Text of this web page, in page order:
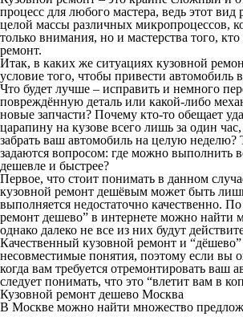
процесс для любого мастера, ведь этот вид
целой массы различных микропроцессов,
только внимания, но и мастерства того,
ремонт.
Итак, в каких же ситуациях кузовной
условие того, чтобы привести автомобиль
Что будет лучше – исправить и немного
повреждённую деталь или какой-либо
новые запчасти? Почему кто-то обещает
царапину на кузове всего лишь за один час,
забрать ваш автомобиль на целую неделю?
задаются вопросом: где можно выполнить
дешевле и быстрее?
Первое, что стоит понимать в данном
кузовной ремонт дешёвым может быть
выполняется недостаточно качественно.
ремонт дешево” в интернете можно найти
однако далеко не все из них будут
Качественный кузовной ремонт и “дёшево”
несовместимые понятия, поэтому если вы
когда вам требуется отремонтировать ваш
следует понимать, что это “влетит вам в
Кузовной ремонт дешево Москва
В Москве можно найти множество